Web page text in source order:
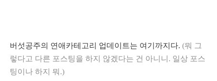
버섯공주의 연애카테고리 업데이트는 여기까지다. (뭐 그
렇다고 다른 포스팅을 하지 않겠다는 건 아니니. 일상 포스
팅이나 하지 뭐.)